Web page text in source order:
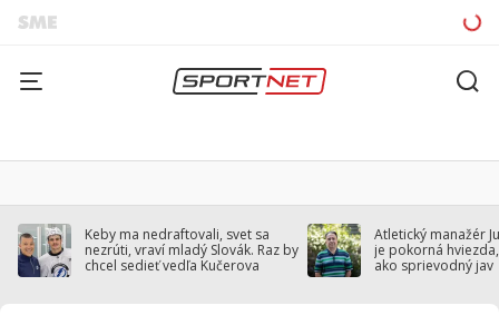
Keby ma nedraftovali, svet sa
nezrúti, vraví mladý Slovák. Raz by
chcel sedieť vedľa Kučerova
Atletický manažér
je pokorná
ako sprievodný jav